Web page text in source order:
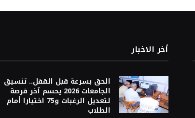
أخر الاخبار
الحق بسرعة قبل القفل.. تنسيق
الجامعات 2026 يحسم آخر فرصة
لتعديل الرغبات و75 اختيارا أمام
الطلاب